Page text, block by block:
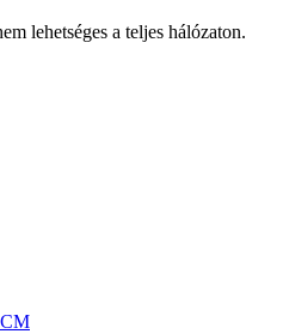
lehetséges a teljes hálózaton.